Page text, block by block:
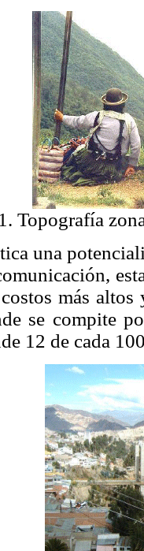
Topografía
una
más
se compite
12 de cada